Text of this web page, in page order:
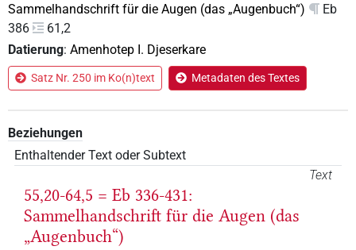
Sammelhandschrift für die Augen (das „Augenbuch“)
Eb
386
61,2
Datierung: Amenhotep I. Djeserkare
Satz Nr. 250 im Ko(n)text Metadaten des Textes
Beziehungen
Enthaltender Text oder Subtext
Text
55,20-64,5 = Eb 336-431:
Sammelhandschrift für die Augen (das
„Augenbuch“)